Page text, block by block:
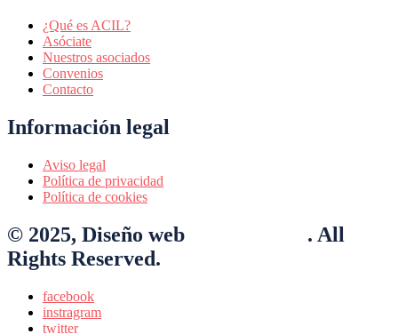
¿Qué es ACIL?
Asóciate
Nuestros asociados
Convenios
Contacto
Información legal
Aviso legal
Política de privacidad
Política de cookies
© 2025, Diseño web
. All
Rights Reserved.
facebook
instragram
twitter